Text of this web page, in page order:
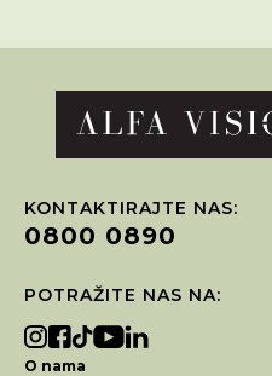
KONTAKTIRAJTE NAS:
0800 0890
POTRAŽITE NAS NA:
O nama